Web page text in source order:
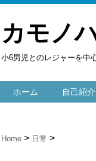
カモノ
小6男児とのレジャーを中
ホーム 自己紹介
Home 日常